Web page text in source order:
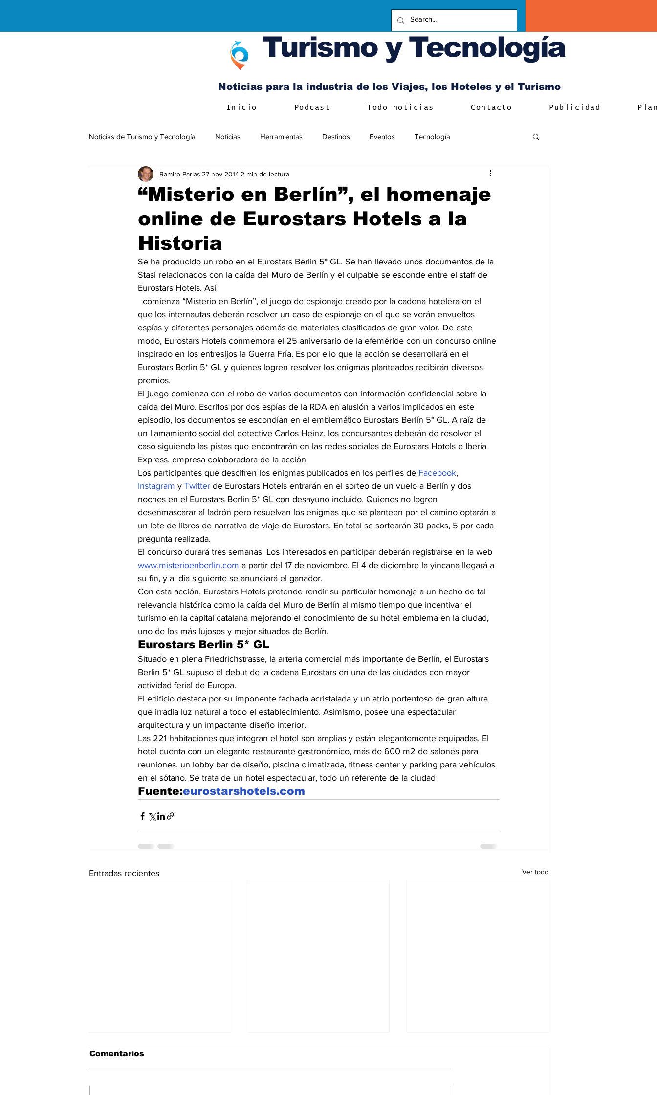
Turismo y Tecnología
Noticias para la industria de los Viajes, los Hoteles y el Turismo
Inicio Podcast Todo noticias Contacto Publicidad
Noticias de Turismo y Tecnología Noticias Herramientas Destinos Eventos Tecnología
Negocios Internacionales
“Misterio en Berlín”, el homenaje
online de Eurostars Hotels a la
Historia
Ramiro Parias 27 nov 2014 2 min de lectura
Se ha producido un robo en el Eurostars Berlin 5* GL. Se han llevado unos documentos de la
Stasi relacionados con la caída del Muro de Berlín y el culpable se esconde entre el staff de
Eurostars Hotels. Así
que los internautas deberán resolver un caso de espionaje en el que se verán envueltos
espías y diferentes personajes además de materiales clasificados de gran valor. De este
modo, Eurostars Hotels conmemora el 25 aniversario de la efeméride con un concurso online
inspirado en los entresijos la Guerra Fría. Es por ello que la acción se desarrollará en el
Eurostars Berlin 5* GL y quienes logren resolver los enigmas planteados recibirán diversos
premios.
El juego comienza con el robo de varios documentos con información confidencial sobre la
caída del Muro. Escritos por dos espías de la RDA en alusión a varios implicados en este
episodio, los documentos se escondían en el emblemático Eurostars Berlín 5* GL. A raíz de
un llamamiento social del detective Carlos Heinz, los concursantes deberán de resolver el
caso siguiendo las pistas que encontrarán en las redes sociales de Eurostars Hotels e Iberia
Express, empresa colaboradora de la acción.
Los participantes que descifren los enigmas publicados en los perfiles de Facebook,
Instagram y Twitter de Eurostars Hotels entrarán en el sorteo de un vuelo a Berlín y dos
noches en el Eurostars Berlin 5* GL con desayuno incluido. Quienes no logren
desenmascarar al ladrón pero resuelvan los enigmas que se planteen por el camino optarán a
un lote de libros de narrativa de viaje de Eurostars. En total se sortearán 30 packs, 5 por cada
pregunta realizada.
El concurso durará tres semanas. Los interesados en participar deberán registrarse en la web
www.misterioenberlin.com a partir del 17 de noviembre. El 4 de diciembre la yincana llegará a
su fin, y al día siguiente se anunciará el ganador.
Con esta acción, Eurostars Hotels pretende rendir su particular homenaje a un hecho de tal
relevancia histórica como la caída del Muro de Berlín al mismo tiempo que incentivar el
turismo en la capital catalana mejorando el conocimiento de su hotel emblema en la ciudad,
uno de los más lujosos y mejor situados de Berlín.
Eurostars Berlin 5* GL
Situado en plena Friedrichstrasse, la arteria comercial más importante de Berlín, el Eurostars
Berlin 5* GL supuso el debut de la cadena Eurostars en una de las ciudades con mayor
actividad ferial de Europa.
El edificio destaca por su imponente fachada acristalada y un atrio portentoso de gran altura,
que irradia luz natural a todo el establecimiento. Asimismo, posee una espectacular
arquitectura y un impactante diseño interior.
Las 221 habitaciones que integran el hotel son amplias y están elegantemente equipadas. El
hotel cuenta con un elegante restaurante gastronómico, más de 600 m2 de salones para
reuniones, un lobby bar de diseño, piscina climatizada, fitness center y parking para vehículos
en el sótano. Se trata de un hotel espectacular, todo un referente de la ciudad
Fuente:eurostarshotels.com
Entradas recientes Ver todo
Comentarios